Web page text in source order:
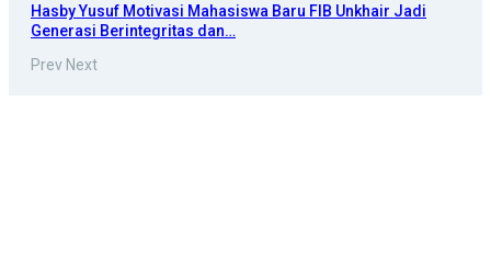
Hasby Yusuf Motivasi Mahasiswa Baru FIB Unkhair Jadi
Generasi Berintegritas dan…
Prev Next